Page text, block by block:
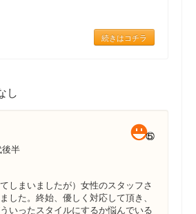
続きはコチラ
し
半
しまいましたが）女性のスタッフさ
した。終始、優しく対応して頂き、
いったスタイルにするか悩んでいる